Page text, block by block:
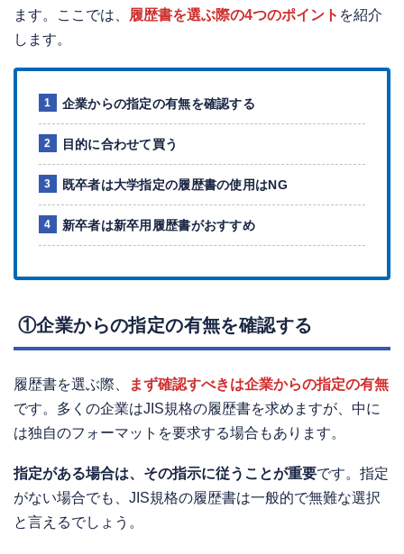
ます。ここでは、
履歴書を選ぶ際の4つのポイント を紹介
します。
企業からの指定の有無を確認する
目的に合わせて買う
既卒者は大学指定の履歴書の使用はNG
新卒者は新卒用履歴書がおすすめ
①企業からの指定の有無を確認する
履歴書を選ぶ際、
まず確認すべきは企業からの指定の有無
です。多くの企業はJIS規格の履歴書を求めますが、中に
は独自のフォーマットを要求する場合もあります。
指定がある場合は、その指示に従うことが重要です。指定
がない場合でも、JIS規格の履歴書は一般的で無難な選択
と言えるでしょう。